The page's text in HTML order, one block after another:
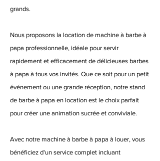
grands.
Nous proposons la location de machine à barbe à
papa professionnelle, idéale pour servir
rapidement et efficacement de délicieuses barbes
à papa à tous vos invités. Que ce soit pour un petit
événement ou une grande réception, notre stand
de barbe à papa en location est le choix parfait
pour créer une animation sucrée et conviviale.
Avec notre machine à barbe à papa à louer, vous
bénéficiez d'un service complet incluant